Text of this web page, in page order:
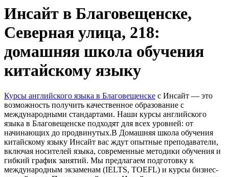
Инсайт в Благовещенске,
Северная улица, 218:
домашняя школа обучения
китайскому языку
Курсы английского языка в Благовещенске с Инсайт — это
возможность получить качественное образование с
международными стандартами. Наши курсы английского
языка в Благовещенске подходят для всех уровней: от
начинающих до продвинутых.В Домашняя школа обучения
китайскому языку Инсайт вас ждут опытные преподаватели,
включая носителей языка, современные методики обучения и
гибкий график занятий. Мы предлагаем подготовку к
международным экзаменам (IELTS, TOEFL) и курсы бизнес-